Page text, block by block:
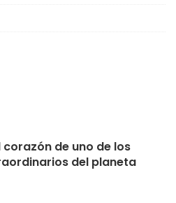
de uno de los
del planeta